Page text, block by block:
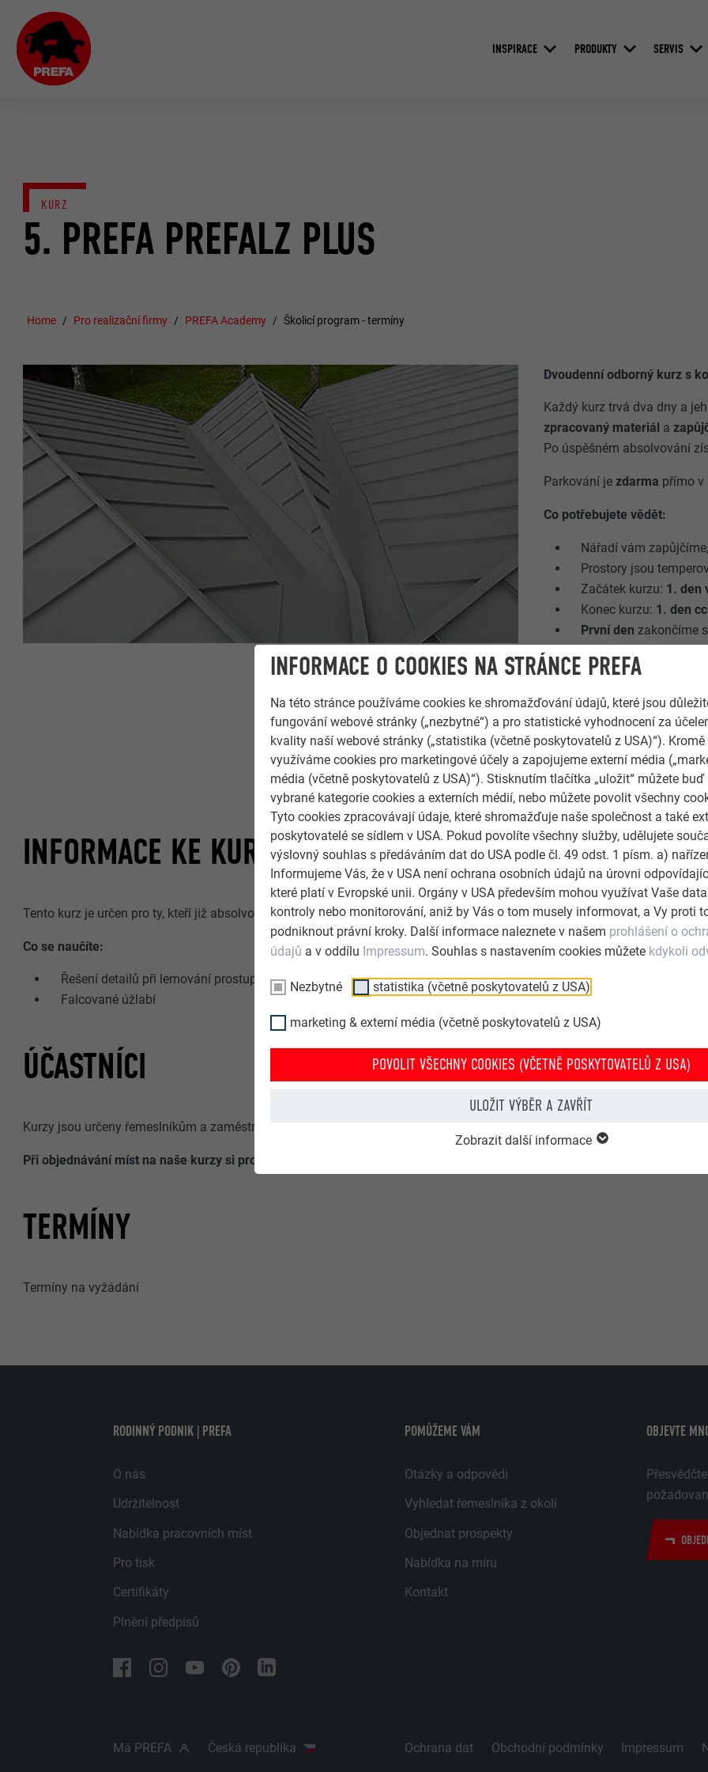
INFORMACE O COOKIES NA STRÁNCE PREFA
Na této stránce používáme cookies ke shromažďování údajů, které jsou
fungování webové stránky („nezbytné“) a pro statistické vyhodnocení za
kvality naší webové stránky („statistika (včetně poskytovatelů z USA)“).
využíváme cookies pro marketingové účely a zapojujeme externí média
média (včetně poskytovatelů z USA)“). Stisknutím tlačítka „uložit“ můžete
vybrané kategorie cookies a externích médií, nebo můžete povolit všechny
Tyto cookies zpracovávají údaje, které shromažďuje naše společnost a také
poskytovatelé se sídlem v USA. Pokud povolíte všechny služby, udělujete
výslovný souhlas s předáváním dat do USA podle čl. 49 odst. 1 písm. a)
Informujeme Vás, že v USA není ochrana osobních údajů na úrovni
které platí v Evropské unii. Orgány v USA především mohou využívat Vaše
kontroly nebo monitorování, aniž by Vás o tom musely informovat, a Vy proti
podniknout právní kroky. Další informace naleznete v našem prohlášení o
údajů a v oddílu Impressum. Souhlas s nastavením cookies můžete kdykoli
Nezbytné statistika (včetně poskytovatelů z USA)
marketing & externí média (včetně poskytovatelů z USA)
POVOLIT VŠECHNY COOKIES (VČETNĚ POSKYTOVATELŮ Z USA)
ULOŽIT VÝBĚR A ZAVŘÍT
Zobrazit další informace
INSPIRACE PRODUKTY SERVIS
5. PREFA PREFALZ PLUS
KURZ
Home Pro realizační firmy PREFA Academy Školicí program - termíny
Dvoudenní odborný kurz s
Každý kurz trvá dva dny a
zpracovaný materiál a
Po úspěšném absolvování
Parkování je zdarma přímo v
Co potřebujete vědět:
Nářadí vám
Prostory jsou
Začátek kurzu: 1. den
Konec kurzu: 1. den
První den zakončíme
Cena:
7.000,00CZK
(cena bez DPH)
INFORMACE KE KURZU
Tento kurz je určen pro ty, kteří již absolvovali„PREFALZ základ“nebo mají zkušenosti s pokládkou svitkových plechů.
Co se naučíte:
Řešení detailů při lemování prostupů střešní plochou (komín, střešní okno, kruhový prostup)
Falcované úžlabí
ÚČASTNÍCI
Kurzy jsou určeny řemeslníkům a zaměstnancům realizačních firem, kteří se chtějí seznámit s maloformátovými krytinami
Při objednávání míst na naše kurzy si prosím dávejte pozor na to, aby školení „základ“ termínově předcházelo školení
TERMÍNY
Termíny na vyžádání
OBJEVTE
RODINNÝ PODNIK | PREFA
O nás
Udržitelnost
Nabídka pracovních míst
Pro tisk
Certifikáty
Plnění předpisů
POMŮŽEME VÁM
Otázky a odpovědi
Vyhledat řemeslníka z okolí
Objednat prospekty
Nabídka na míru
Kontakt
Má PREFA Česká republika Ochrana dat Obchodní podmínky Impressum